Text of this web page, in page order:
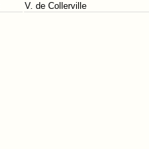
V. de Collerville